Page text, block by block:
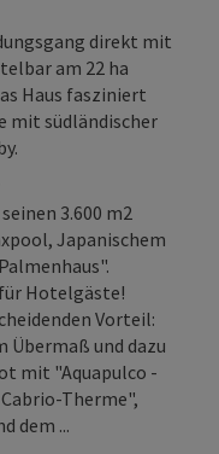
direkt mit
am 22 ha
Haus fasziniert
mit südländischer
3.600 m2
Japanischem
Hotelgäste!
Vorteil:
Übermaß und dazu
mit "Aquapulco -
Therme",
dem ...